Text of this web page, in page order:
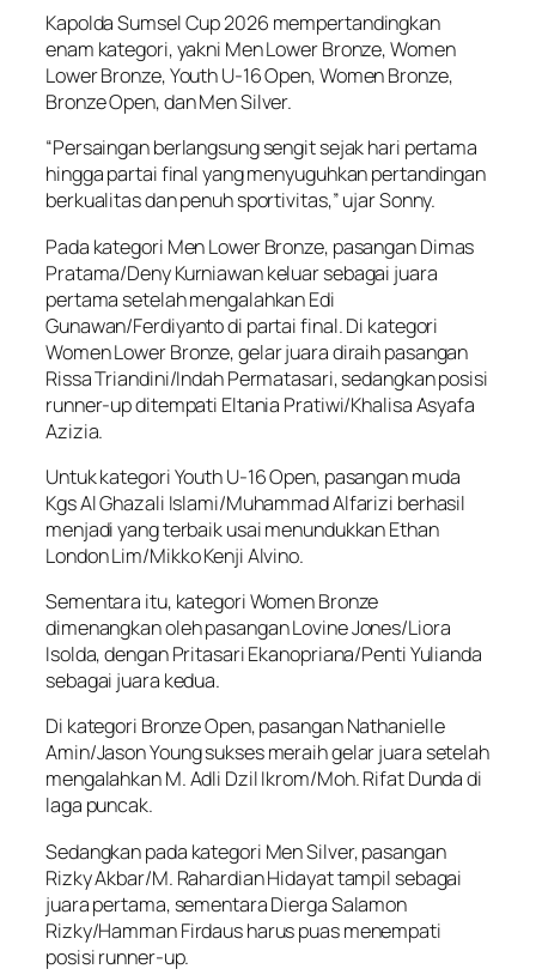
Kapolda Sumsel Cup 2026 mempertandingkan
enam kategori, yakni Men Lower Bronze, Women
Lower Bronze, Youth U-16 Open, Women Bronze,
Bronze Open, dan Men Silver.
“Persaingan berlangsung sengit sejak hari pertama
hingga partai final yang menyuguhkan pertandingan
berkualitas dan penuh sportivitas,” ujar Sonny.
Pada kategori Men Lower Bronze, pasangan Dimas
Pratama/Deny Kurniawan keluar sebagai juara
pertama setelah mengalahkan Edi
Gunawan/Ferdiyanto di partai final. Di kategori
Women Lower Bronze, gelar juara diraih pasangan
Rissa Triandini/Indah Permatasari, sedangkan posisi
runner-up ditempati Eltania Pratiwi/Khalisa Asyafa
Azizia.
Untuk kategori Youth U-16 Open, pasangan muda
Kgs Al Ghazali Islami/Muhammad Alfarizi berhasil
menjadi yang terbaik usai menundukkan Ethan
London Lim/Mikko Kenji Alvino.
Sementara itu, kategori Women Bronze
dimenangkan oleh pasangan Lovine Jones/Liora
Isolda, dengan Pritasari Ekanopriana/Penti Yulianda
sebagai juara kedua.
Di kategori Bronze Open, pasangan Nathanielle
Amin/Jason Young sukses meraih gelar juara setelah
mengalahkan M. Adli Dzil Ikrom/Moh. Rifat Dunda di
laga puncak.
Sedangkan pada kategori Men Silver, pasangan
Rizky Akbar/M. Rahardian Hidayat tampil sebagai
juara pertama, sementara Dierga Salamon
Rizky/Hamman Firdaus harus puas menempati
posisi runner-up.